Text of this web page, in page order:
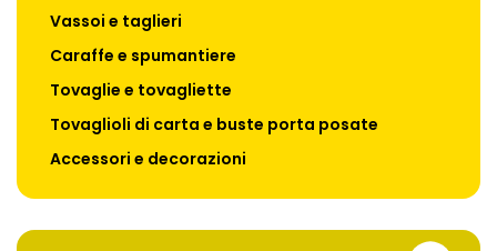
Vassoi e taglieri
Caraffe e spumantiere
Tovaglie e tovagliette
Tovaglioli di carta e buste porta posate
Accessori e decorazioni